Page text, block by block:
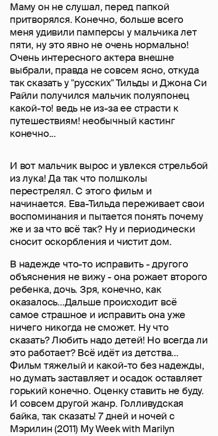
Маму он не слушал, перед папкой
притворялся. Конечно, больше всего
меня удивили памперсы у мальчика лет
пяти, ну это явно не очень нормально!
Очень интересного актера внешне
выбрали, правда не совсем ясно, откуда
так сказать у "русских" Тильды и Джона Си
Райли получился мальчик полуяпонец
какой-то! ведь не из-за ее страсти к
путешествиям! необычный кастинг
конечно...
И вот мальчик вырос и увлекся стрельбой
из лука! Да так что полшколы
перестрелял. С этого фильм и
начинается. Ева-Тильда переживает свои
воспоминания и пытается понять почему
же и за что всё так? Ну и периодически
сносит оскорбления и чистит дом.
В надежде что-то исправить - другого
объяснения не вижу - она рожает второго
ребенка, дочь. Зря, конечно, как
оказалось...Дальше происходит всё
самое страшное и исправить она уже
ничего никогда не сможет. Ну что
сказать? Любить надо детей! Но всегда ли
это работает? Всё идёт из детства...
Фильм тяжелый и какой-то без надежды,
но думать заставляет и осадок оставляет
горький конечно. Оценку ставить не буду.
И совсем другой жанр. Голливудская
байка, так сказать! 7 дней и ночей с
Мэрилин (2011) My Week with Marilyn